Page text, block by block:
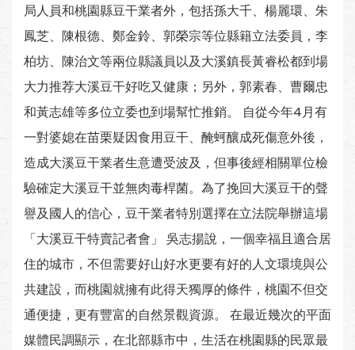
局人員和桃園縣豆干業者外，包括孫大千、楊麗環、朱
鳳芝、陳根德、鄭金鈴、郭榮宗等位縣籍立法委員，李
柏坊、陳治文等兩位縣議員以及大溪鎮長黃睿松都到場
大力推荐大溪豆干好吃又健康；另外，郭素春、曹爾忠
和黃志雄等多位立委也到場幫忙推銷。 自從今年4月有
一對婆媳在苗栗疑因食用豆干、醃蚵釀成死傷意外後，
造成大溪豆干業者生意遭受波及，但事後經相關單位檢
驗確定大溪豆干並無肉毒桿菌。為了挽回大溪豆干的聲
譽及國人的信心，豆干業者特別選擇在立法院舉辦這場
「大溪豆干特賣記者會」 吳志揚說，一個幸福且適合居
住的城市，不但需要好山好水更要有好的人文環境與公
共建設，而桃園就擁有此得天獨厚的條件，桃園不但交
通便捷，更有豐富的自然景觀資源。 在最近幾次的平面
媒體民調顯示，在北部縣市中，生活在桃園縣的民眾最